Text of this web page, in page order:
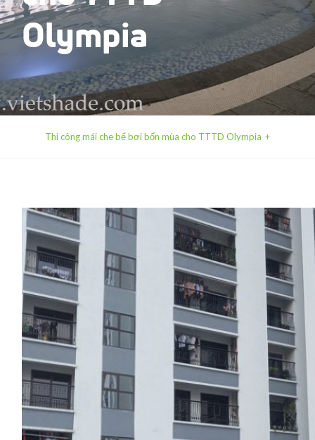
Olympia
Thi công mái che bể bơi bốn mùa cho TTTD Olympia